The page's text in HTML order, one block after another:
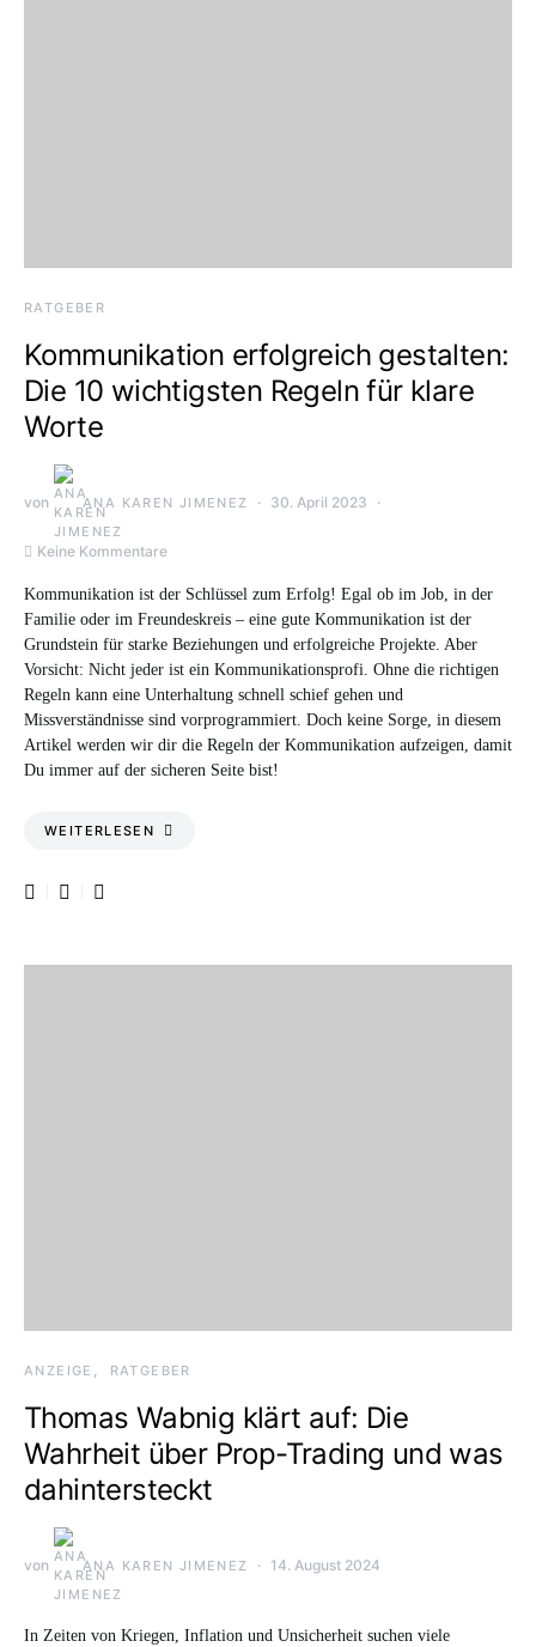
RATGEBER
Kommunikation erfolgreich gestalten:
Die 10 wichtigsten Regeln für klare
Worte
von ANA KAREN JIMENEZ 30. April 2023
Keine Kommentare
Kommunikation ist der Schlüssel zum Erfolg! Egal ob im Job, in der
Familie oder im Freundeskreis – eine gute Kommunikation ist der
Grundstein für starke Beziehungen und erfolgreiche Projekte. Aber
Vorsicht: Nicht jeder ist ein Kommunikationsprofi. Ohne die richtigen
Regeln kann eine Unterhaltung schnell schief gehen und
Missverständnisse sind vorprogrammiert. Doch keine Sorge, in diesem
Artikel werden wir dir die Regeln der Kommunikation aufzeigen, damit
Du immer auf der sicheren Seite bist!
WEITERLESEN
ANZEIGE RATGEBER
Thomas Wabnig klärt auf: Die
Wahrheit über Prop-Trading und was
dahintersteckt
von ANA KAREN JIMENEZ 14. August 2024
In Zeiten von Kriegen, Inflation und Unsicherheit suchen viele